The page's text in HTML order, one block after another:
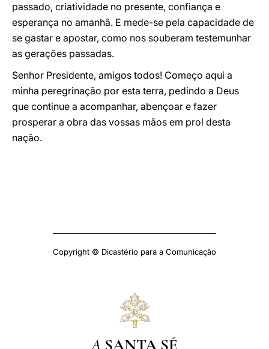
passado, criatividade no presente, confiança e
esperança no amanhã. E mede-se pela capacidade de
se gastar e apostar, como nos souberam testemunhar
as gerações passadas.
Senhor Presidente, amigos todos! Começo aqui a
minha peregrinação por esta terra, pedindo a Deus
que continue a acompanhar, abençoar e fazer
prosperar a obra das vossas mãos em prol desta
nação.
Copyright © Dicastério para a Comunicação
A SANTA SÉ